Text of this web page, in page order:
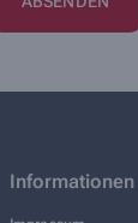
Informationen